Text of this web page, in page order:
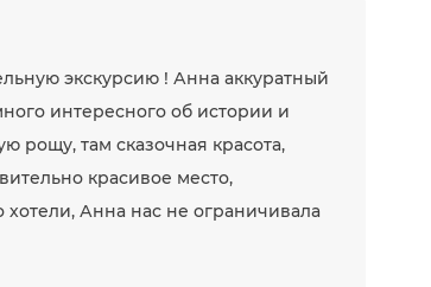
экскурсию ! Анна аккуратный
интересного об истории и
рощу, там сказочная красота,
красивое место,
Анна нас не ограничивала